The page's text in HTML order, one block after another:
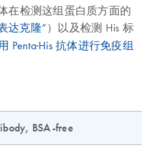
在检测这组蛋白质方面的
达克隆”）以及检测 His 标
Penta·His 抗体进行免疫组
BSA-free